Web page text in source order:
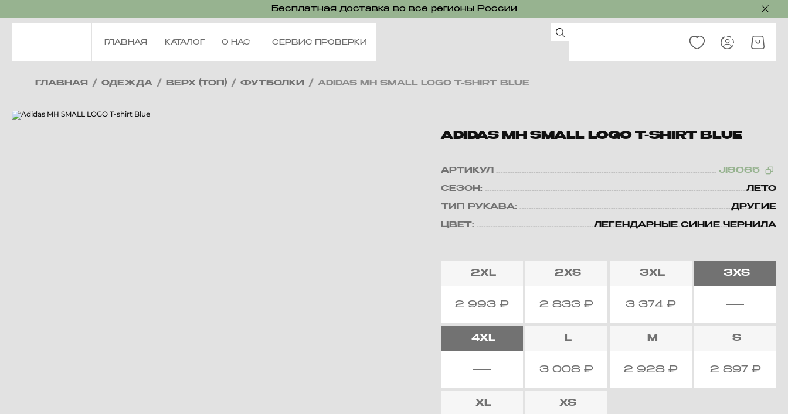
Бесплатная доставка во все регионы России
ГЛАВНАЯ КАТАЛОГ О НАС СЕРВИС ПРОВЕРКИ
ГЛАВНАЯ / ОДЕЖДА / ВЕРХ (ТОП) / ФУТБОЛКИ / ADIDAS MH SMALL LOGO T-SHIRT BLUE
ADIDAS MH SMALL LOGO T-SHIRT BLUE
АРТИКУЛ JI9065
СЕЗОН: ЛЕТО
ТИП РУКАВА: ДРУГИЕ
ЦВЕТ: ЛЕГЕНДАРНЫЕ СИНИЕ ЧЕРНИЛА
2XL
2 993₽
2XS
2 833₽
3XL
3 374₽
3XS
4XL L
3 008₽
M
2 928₽
S
2 897 ₽
XL XS